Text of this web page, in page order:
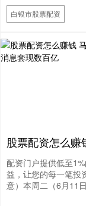
白银市股票配资
配资门户提供低至
益，让您的每一笔投
意）本周二（6月11